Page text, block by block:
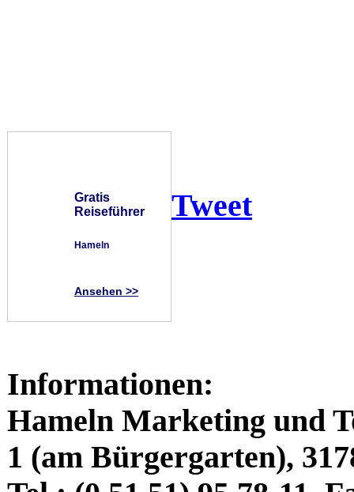
Gratis
Reiseführer
Hameln
Ansehen >>
Tweet
Informationen:
Hameln Marketing und
1 (am Bürgergarten),